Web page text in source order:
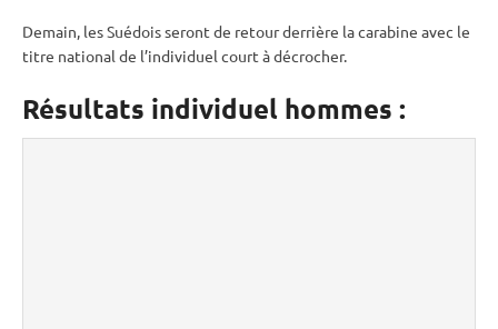
Demain, les Suédois seront de retour derrière lacarabine avec le
titre national de l’individuel court à décrocher.
Résultats individuel hommes :